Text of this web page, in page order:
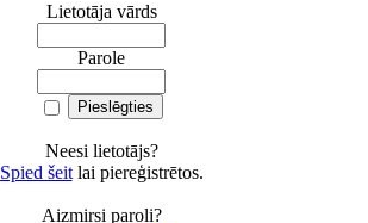
Lietotāja vārds
Parole
Neesi lietotājs?
Spied šeitlai piereģistrētos.
Aizmirsi paroli?